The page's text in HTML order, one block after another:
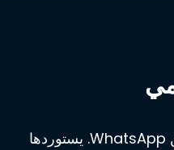
تصل الطلبات في جدول أو من WhatsApp. يستوردها